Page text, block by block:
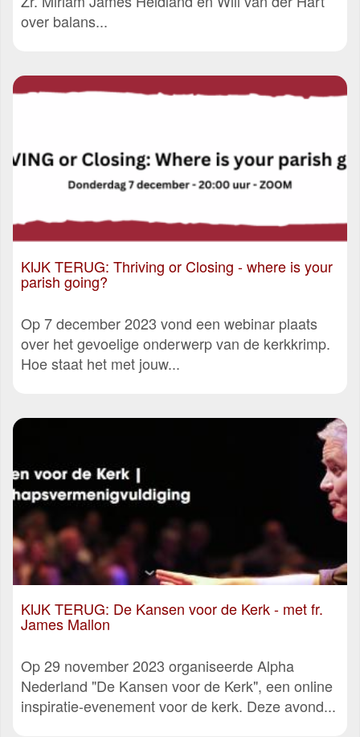
over balans...
KIJK TERUG: Thriving or Closing - where is your
parish going?
Op 7 december 2023 vond een webinar plaats
over het gevoelige onderwerp van de kerkkrimp.
Hoe staat het met jouw...
KIJK TERUG: De Kansen voor de Kerk - met fr.
James Mallon
Op 29 november 2023 organiseerde Alpha
Nederland "De Kansen voor de Kerk", een online
inspiratie-evenement voor de kerk. Deze avond...